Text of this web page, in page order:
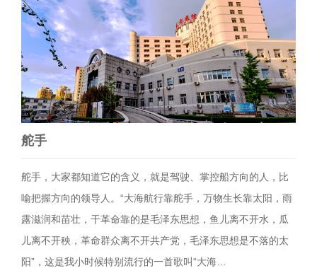
舵手
舵手，大家都知道它的含义，就是驾驶、掌控船方向的人，比
喻把握方向的领导人。“大海航行靠舵手，万物生长靠太阳，雨
露滋润和苗壮，干革命靠的是毛泽东思想，鱼儿离不开水，瓜
儿离不开秧，革命群众离不开共产党，毛泽东思想是不落的太
阳”，这是我小时候特别流行的一首歌叫“大海…